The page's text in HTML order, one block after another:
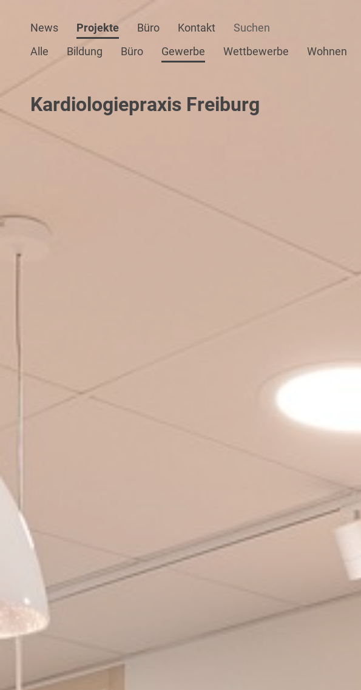
Kardiologiepraxis Freiburg
News Projekte Büro Kontakt
Alle
Bildung Büro Gewerbe Wettbewerbe Wohnen